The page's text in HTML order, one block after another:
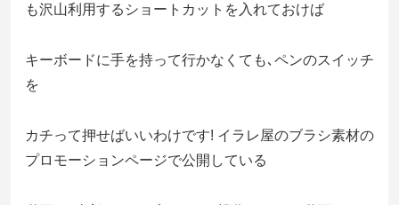
も沢山利用するショートカットを入れておけば
キーボードに手を持って行かなくても､ペンのスイッチ
を
カチって押せばいいわけです! イラレ屋のブラシ素材の
プロモーションページで公開している